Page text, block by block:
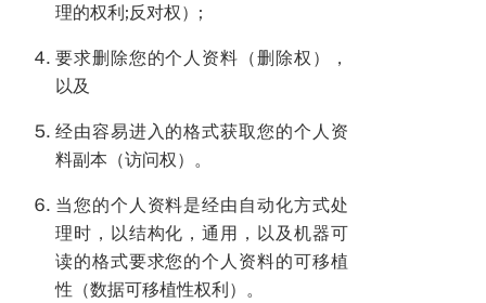
理的权利;反对权）;
要求删除您的个人资料（删除权），
以及
经由容易进入的格式获取您的个人资
料副本（访问权）。
当您的个人资料是经由自动化方式处
理时，以结构化，通用，以及机器可
读的格式要求您的个人资料的可移植
性（数据可移植性权利）。